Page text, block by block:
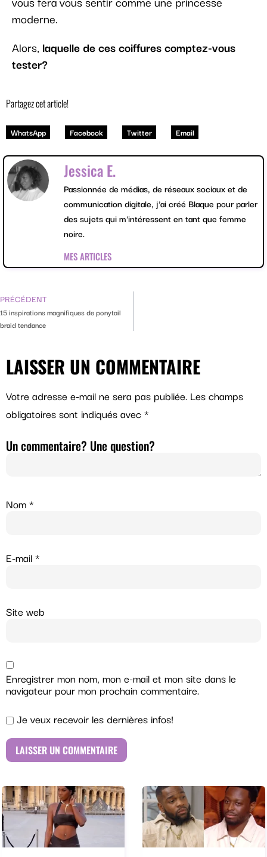
moderne.
Alors, laquelle de ces coiffures comptez-vous
tester?
Partagez cet article!
WhatsApp Facebook Twitter Email
Jessica E.
Passionnée de médias, de réseaux sociaux et de
communication digitale, j'ai créé Blaque pour parler
des sujets qui m'intéressent en tant que femme
noire.
MES ARTICLES
PRÉCÉDENT
15 inspirations magnifiques de ponytail
braid tendance
LAISSER UN COMMENTAIRE
Votre adresse e-mail ne sera pas publiée. Les champs
obligatoires sont indiqués avec*
Un commentaire? Une question?
Nom*
E-mail*
Site web
Enregistrer mon nom, mon e-mail et mon site dans le
navigateur pour mon prochain commentaire.
Je veux recevoir les dernières infos!